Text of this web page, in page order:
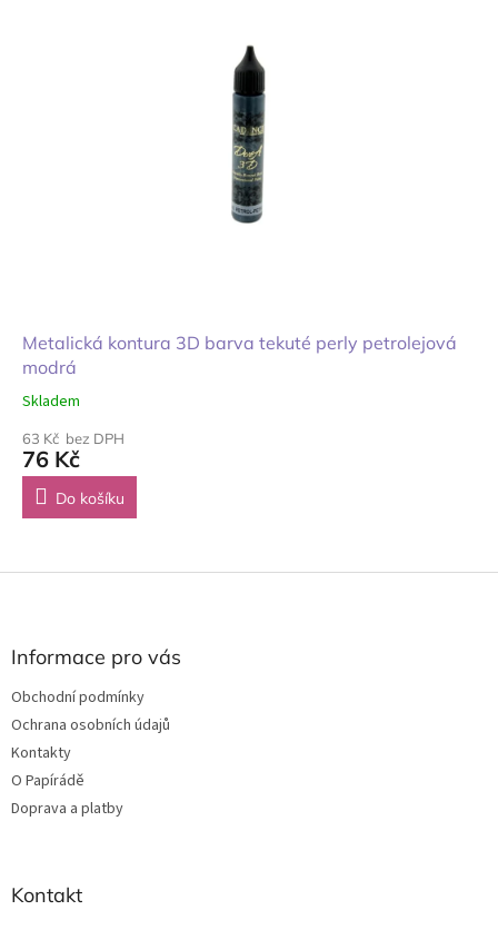
Metalická kontura 3D barva tekuté perly petrolejová
modrá
Skladem
63 Kč bez DPH
76 Kč
Do košíku
Z
Informace pro vás
Obchodní podmínky
Ochrana osobních údajů
Kontakty
O Papírádě
Doprava a platby
Kontakt